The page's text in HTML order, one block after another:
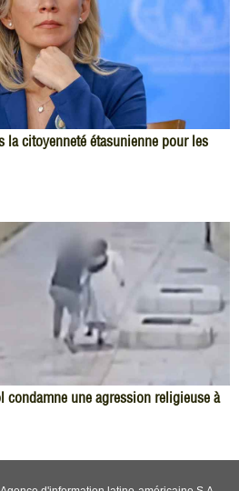
la citoyenneté étasunienne pour les
condamne une agression religieuse à